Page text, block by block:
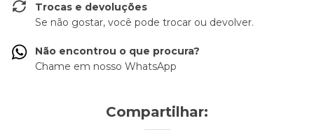
Trocas e devoluções
Se não gostar, você pode trocar ou devolver.
Não encontrou o que procura?
Chame em nosso WhatsApp
Compartilhar: